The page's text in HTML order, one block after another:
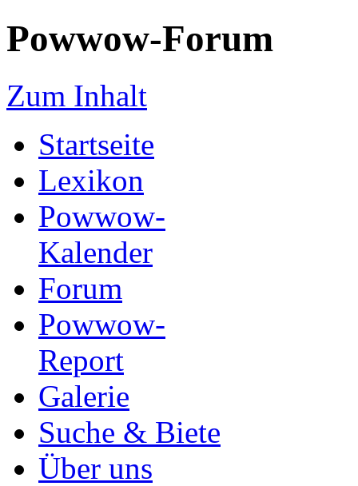
Powwow-Forum
Zum Inhalt
Startseite
Lexikon
Powwow-
Kalender
Forum
Powwow-
Report
Galerie
Suche & Biete
Über uns